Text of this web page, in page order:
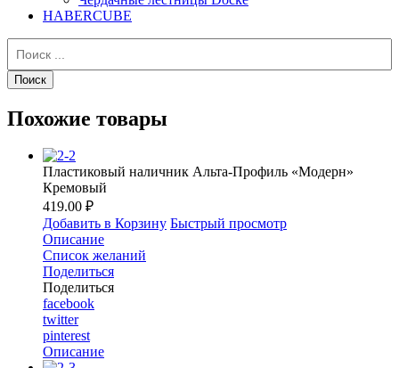
HABERCUBE
Похожие товары
Пластиковый наличник Альта-Профиль «Модерн»
Кремовый
419.00 ₽
Добавить в Корзину Быстрый просмотр
Описание
Список желаний
Поделиться
Поделиться
facebook
twitter
pinterest
Описание